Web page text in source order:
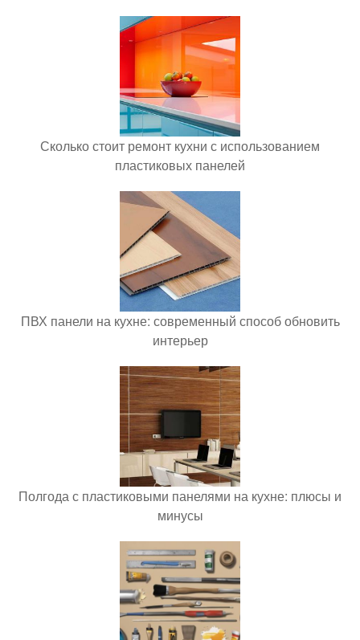
Сколько стоит ремонт кухни с использованием
пластиковых панелей
ПВХ панели на кухне: современный способ обновить
интерьер
Полгода с пластиковыми панелями на кухне: плюсы и
минусы